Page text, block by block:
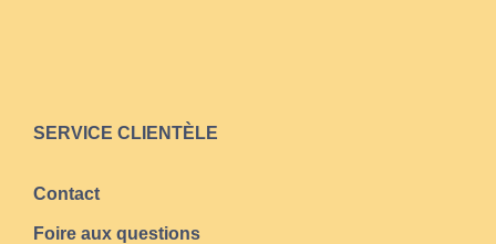
SERVICE CLIENTÈLE
Contact
Foire aux questions